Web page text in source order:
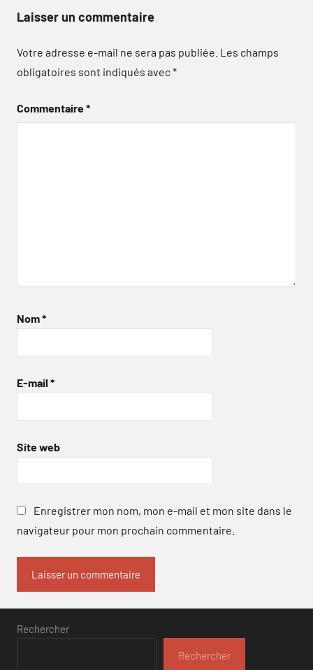
Laisser un commentaire
Votre adresse e-mail ne sera pas publiée. Les champs
obligatoires sont indiqués avec*
Commentaire*
Nom*
E-mail *
Site web
Enregistrer mon nom, mon e-mail et mon site dans le
navigateur pour mon prochain commentaire.
Rechercher
Rechercher